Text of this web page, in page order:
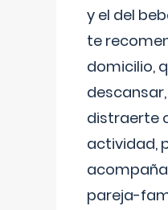
y el del
te
domicilio,
distraerte
actividad,
pareja-